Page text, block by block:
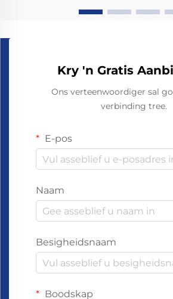
Kry 'n Gratis
Ons verteenwoordiger sal
verbinding tree.
E-pos
Naam
Besigheidsnaam
Boodskap